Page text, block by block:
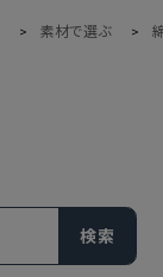
> 素材で選ぶ >
検索